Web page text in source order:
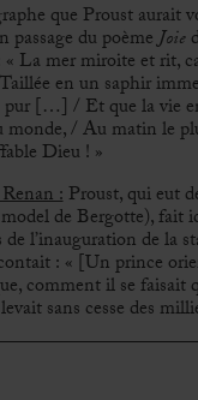
que Proust aurait
passage du poèmeJoie
La mer miroite et rit,
en un saphir
pur […] / Et que la vie
monde, / Au matin le
Dieu ! »
:Proust, qui eut
de Bergotte), fait
l’inauguration de la
: « [Un prince
comment il se faisait
sans cesse des